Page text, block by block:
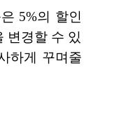
5%의 할인
변경할 수 있
하게 꾸며줄